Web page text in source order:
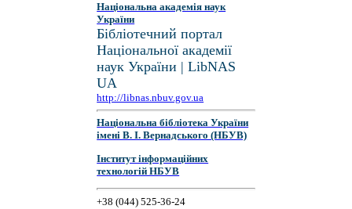
Національна академія наук
України
Бібліотечний портал
Національної академії
наук України | LibNAS
UA
http://libnas.nbuv.gov.ua
Національна бібліотека України
імені В. І. Вернадського (НБУВ)
Інститут інформаційних
технологій НБУВ
+38 (044) 525-36-24